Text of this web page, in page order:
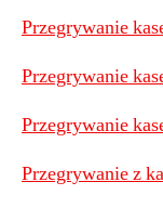
Przegrywanie
Przegrywanie
Przegrywanie
Przegrywanie z